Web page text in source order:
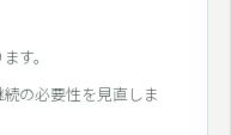
す。
の必要性を見直しま